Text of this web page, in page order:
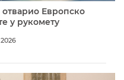
Европско
у рукомету